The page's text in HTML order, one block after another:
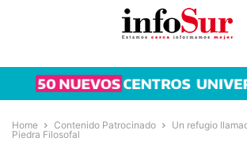
Home Contenido Patrocinado
Un refugio
Piedra Filosofal